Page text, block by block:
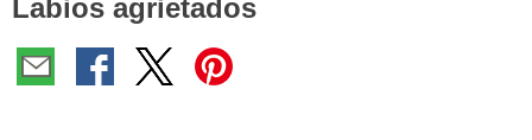
aquí:
Labios agrietados